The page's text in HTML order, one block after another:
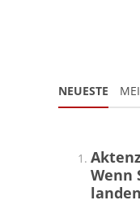
NEUESTE
Wenn
landen